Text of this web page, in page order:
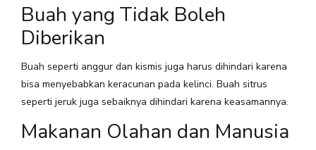
Buah yang Tidak Boleh
Diberikan
Buah seperti anggur dan kismis juga harus dihindari karena
bisa menyebabkan keracunan pada kelinci. Buah sitrus
seperti jeruk juga sebaiknya dihindari karena keasamannya.
Makanan Olahan dan Manusia